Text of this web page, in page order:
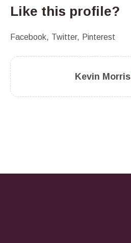
Like this profile?
Facebook Twitter Pinterest
Kevin Morris